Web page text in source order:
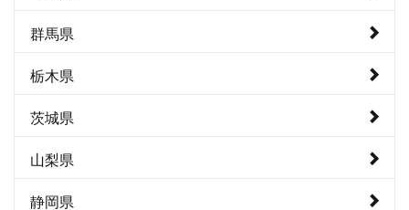
群馬県
栃木県
茨城県
山梨県
静岡県